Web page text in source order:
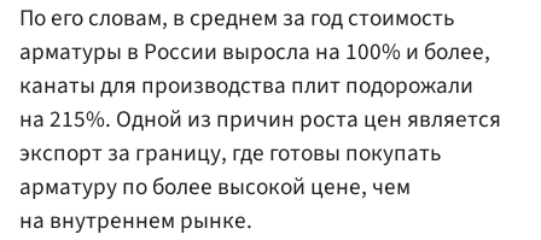
По его словам, в среднем за год стоимость
арматуры в России выросла на 100% и более,
канаты для производства плит подорожали
на 215%. Одной из причин роста цен является
экспорт за границу, где готовы покупать
арматуру по более высокой цене, чем
на внутреннем рынке.